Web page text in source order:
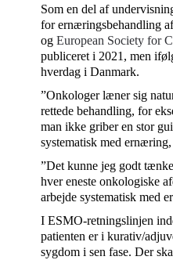
Som en del af
for ernæringsbehandling
og European Society for
publiceret i 2021, men
hverdag i Danmark.
”Onkologer læner sig
rettede behandling, for
man ikke griber en stor
systematisk med
”Det kunne jeg godt
hver eneste onkologiske
arbejde systematisk med
I ESMO-retningslinjen
patienten er i kurativ/
sygdom i sen fase. Der